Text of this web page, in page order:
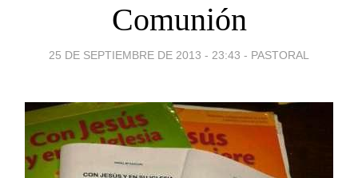
Comunión
25 DE SEPTIEMBRE DE 2013 - 23:43 - PASTORAL